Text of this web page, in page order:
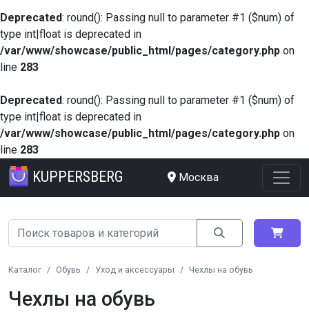
Deprecated: round(): Passing null to parameter #1 ($num) of
type int|float is deprecated in
/var/www/showcase/public_html/pages/category.php on
line 283
Deprecated: round(): Passing null to parameter #1 ($num) of
type int|float is deprecated in
/var/www/showcase/public_html/pages/category.php on
line 283
KUPPERSBERG Москва
Каталог Обувь Уход и аксессуары Чехлы на обувь
Чехлы на обувь